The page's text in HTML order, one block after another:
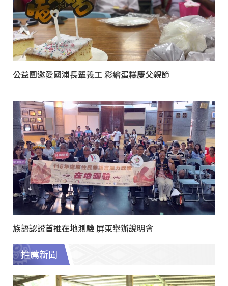
公益團邀愛國浦長輩義工 彩繪蛋糕慶父親節
族語認證首推在地測驗 屏東舉辦說明會
推薦新聞